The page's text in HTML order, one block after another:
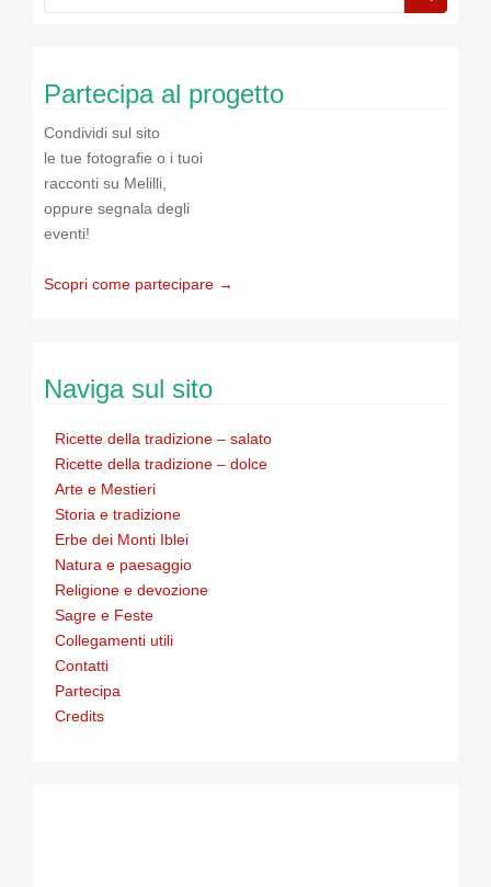
Partecipa al progetto
Condividi sul sito
le tue fotografie o i tuoi
racconti su Melilli,
oppure segnala degli
eventi!
Scopri come partecipare →
Naviga sul sito
Ricette della tradizione – salato
Ricette della tradizione – dolce
Arte e Mestieri
Storia e tradizione
Erbe dei Monti Iblei
Natura e paesaggio
Religione e devozione
Sagre e Feste
Collegamenti utili
Contatti
Partecipa
Credits